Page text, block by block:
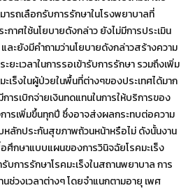
รถเลือกรับการรักษาในโรงพยาบาลที่
กาศใช้นโยบายดังกล่าว ยังไม่มีการประเมิน
ละยังมีคำถามว่านโยบายดังกล่าวสร้างความ
ะยะเวลาในการรอเข้ารับการรักษา รวมถึงเพิ่ม
เร็งในผู้ป่วยในพื้นที่ต่างๆของประเทศได้มาก
ารเบิกจ่ายเงินทดแทนในการให้บริการของ
ารเพิ่มขึ้นทุกปี ซึ่งอาจส่งผลกระทบต่อความ
หลักประกันสุขภาพถ้วนหน้าหรือไม่ ดังนั้นงาน
ศึกษาแบบแผนของการวินิจฉัยโรคมะเร็ง
รับการรักษาโรคมะเร็งในสถานพยาบาล การ
นช่วงเวลาต่างๆ โดยจำแนกตามอายุ เพศ